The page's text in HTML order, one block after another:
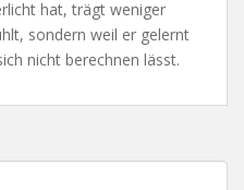
hat, trägt weniger
sondern weil er gelernt
nicht berechnen lässt.